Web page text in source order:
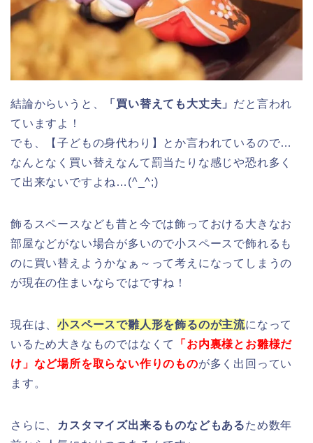
結論からいうと、 「買い替えても大丈夫」 だと言われ
ていますよ！
でも、【子どもの身代わり】とか言われているので…
なんとなく買い替えなんて罰当たりな感じや恐れ多く
て出来ないですよね…(^_^;)
飾るスペースなども昔と今では飾っておける大きなお
部屋などがない場合が多いので小スペースで飾れるも
のに買い替えようかなぁ～って考えになってしまうの
が現在の住まいならではですね！
現在は、小スペースで雛人形を飾るのが主流になって
いるため大きなものではなくて
「お内裏様とお雛様だ
け」など場所を取らない作りのものが多く出回ってい
ます。
さらに、 カスタマイズ出来るものなどもあるため数年